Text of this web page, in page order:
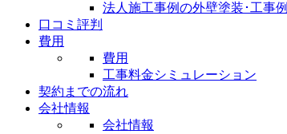
法人施工事例の外壁塗装･工事例
口コミ評判
費用
費用
工事料金シミュレーション
契約までの流れ
会社情報
会社情報